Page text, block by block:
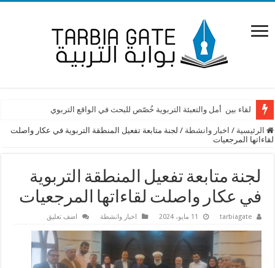
لقاء بين أمل والتعبئة التربوية خُصّص للبحث في الواقع التربوي
الرئيسية / اخبار وانشطة / لجنة متابعة تفعيل المنطقة التربوية في عكار واصلت
لقاءاتها المرجعيات
لجنة متابعة تفعيل المنطقة التربوية
في عكار واصلت لقاءاتها المرجعيات
tarbiagate 11 مايو، 2024 اخبار وانشطة اضف تعليق